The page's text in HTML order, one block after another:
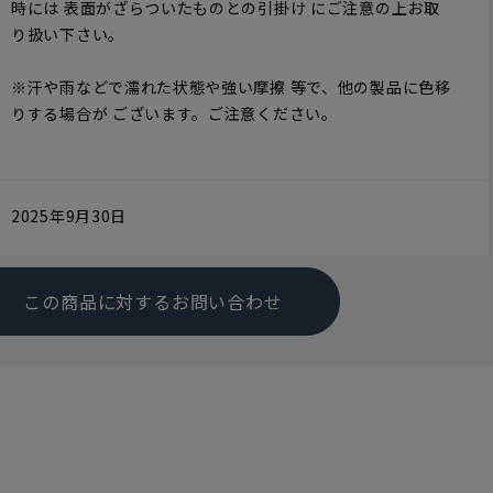
時には 表面がざらついたものとの引掛け にご注意の上お取
り扱い下さい。
※汗や雨などで濡れた状態や強い摩擦 等で、他の製品に色移
りする場合が ございます。ご注意ください。
2025年9月30日
この商品に対するお問い合わせ